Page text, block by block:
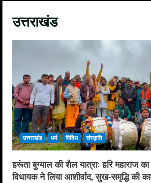
उत्तराखंड
उत्तराखंड धर्म विविध संस्कृति
हरूंता बुग्याल की शैल यात्रा: हरि महाराज
विधायक ने लिया आशीर्वाद, सुख-समृद्धि की